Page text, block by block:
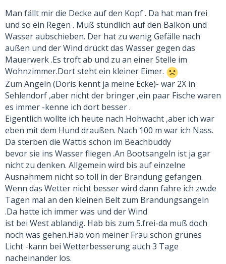
Man fällt mir die Decke auf den Kopf . Da hat man frei
und so ein Regen . Muß stündlich auf den Balkon und
Wasser aubschieben. Der hat zu wenig Gefälle nach
außen und der Wind drückt das Wasser gegen das
Mauerwerk .Es troft ab und zu an einer Stelle im
Wohnzimmer.Dort steht ein kleiner Eimer.
Zum Angeln (Doris kennt ja meine Ecke)- war 2X in
Sehlendorf ,aber nicht der bringer ,ein paar Fische waren
es immer -kenne ich dort besser .
Eigentlich wollte ich heute nach Hohwacht ,aber ich war
eben mit dem Hund draußen. Nach 100 m war ich Nass.
Da sterben die Wattis schon im Beachbuddy
bevor sie ins Wasser fliegen .An Bootsangeln ist ja gar
nicht zu denken. Allgemein wird bis auf einzelne
Ausnahmem nicht so toll in der Brandung gefangen.
Wenn das Wetter nicht besser wird dann fahre ich zw.de
Tagen mal an den kleinen Belt zum Brandungsangeln
.Da hatte ich immer was und der Wind
ist bei West ablandig. Hab bis zum 5.frei-da muß doch
noch was gehen.Hab von meiner Frau schon grünes
Licht -kann bei Wetterbesserung auch 3 Tage
nacheinander los.